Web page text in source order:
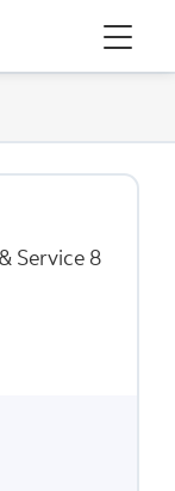
Menu
Service 8